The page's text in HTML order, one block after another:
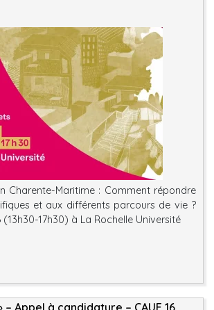
Charente-Maritime : Comment répondre
et aux différents parcours de vie ?
(13h30-17h30) à La Rochelle Université
– Appel à candidature – CAUE 16